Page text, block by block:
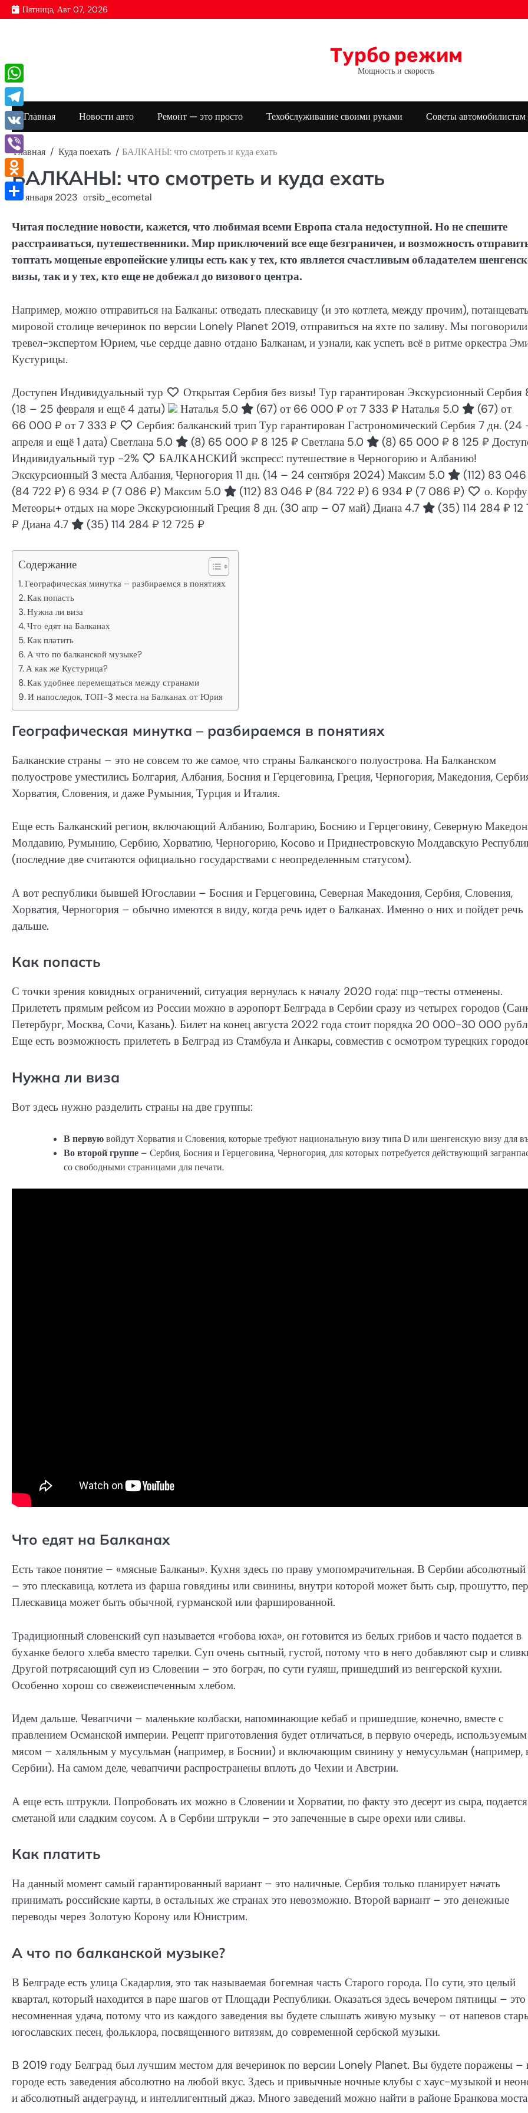
Перейти
к
Пятница, Авг 07, 2026
Турбо режим
Мощность и скорость
Главная Новости авто Ремонт — это просто Техобслуживание своими руками Советы автомобилистам
Главная Куда поехать БАЛКАНЫ: что смотреть и куда ехать
БАЛКАНЫ: что смотреть и куда ехать
25 января 2023 отsib_ecometal
Читая последние новости, кажется, что любимая всеми Европа стала недоступной. Но не спешите
расстраиваться, путешественники. Мир приключений все еще безграничен, и возможность
топтать мощеные европейские улицы есть как у тех, кто является счастливым обладателем
визы, так и у тех, кто еще не добежал до визового центра.
Например, можно отправиться на Балканы: отведать плескавицу (и это котлета, между прочим),
мировой столице вечеринок по версии Lonely Planet 2019, отправиться на яхте по заливу. Мы
тревел-экспертом Юрием, чье сердце давно отдано Балканам, и узнали, как успеть всё в ритме оркестра
Кустурицы.
Доступен Индивидуальный тур Открытая Сербия без визы! Тур гарантирован Экскурсионный Сербия
(18 – 25 февраля и ещё 4 даты)
Наталья 5.0 (67) от 66 000 ₽ от 7 333 ₽ Наталья 5.0 (67) от
66 000 ₽ от 7 333 ₽ Сербия: балканский трип Тур гарантирован Гастрономический Сербия 7 дн. (24
апреля и ещё 1 дата) Светлана 5.0 (8) 65 000 ₽ 8 125 ₽ Светлана 5.0 (8) 65 000 ₽ 8 125 ₽
Индивидуальный тур -2%
БАЛКАНСКИЙ экспресс: путешествие в Черногорию и Албанию!
Экскурсионный 3 места Албания, Черногория 11 дн. (14 – 24 сентября 2024) Максим 5.0 (112) 83
(84 722 ₽) 6 934 ₽ (7 086 ₽) Максим 5.0 (112) 83 046 ₽ (84 722 ₽) 6 934 ₽ (7 086 ₽)
о.
Метеоры+ отдых на море Экскурсионный Греция 8 дн. (30 апр – 07 май) Диана 4.7 (35) 114 284 ₽ 12
₽ Диана 4.7 (35) 114 284 ₽ 12 725 ₽
Содержание
Географическая минутка – разбираемся в понятиях
Как попасть
Нужна ли виза
Что едят на Балканах
Как платить
А что по балканской музыке?
А как же Кустурица?
Как удобнее перемещаться между странами
И напоследок, ТОП-3 места на Балканах от Юрия
Географическая минутка – разбираемся в понятиях
Балканские страны – это не совсем то же самое, что страны Балканского полуострова. На Балканском
полуострове уместились Болгария, Албания, Босния и Герцеговина, Греция, Черногория, Македония,
Хорватия, Словения, и даже Румыния, Турция и Италия.
Еще есть Балканский регион, включающий Албанию, Болгарию, Боснию и Герцеговину, Северную
Молдавию, Румынию, Сербию, Хорватию, Черногорию, Косово и Приднестровскую Молдавскую
(последние две считаются официально государствами с неопределенным статусом).
А вот республики бывшей Югославии – Босния и Герцеговина, Северная Македония, Сербия, Словения,
Хорватия, Черногория – обычно имеются в виду, когда речь идет о Балканах. Именно о них и пойдет речь
дальше.
Как попасть
С точки зрения ковидных ограничений, ситуация вернулась к началу 2020 года: пцр-тесты отменены.
Прилететь прямым рейсом из России можно в аэропорт Белграда в Сербии сразу из четырех городов
Петербург, Москва, Сочи, Казань). Билет на конец августа 2022 года стоит порядка 20 000-30 000
Еще есть возможность прилететь в Белград из Стамбула и Анкары, совместив с осмотром турецких
Нужна ли виза
Вот здесь нужно разделить страны на две группы:
В первуювойдут Хорватия и Словения, которые требуют национальную визу типа D или шенгенскую визу для
Во второй группе – Сербия, Босния и Герцеговина, Черногория, для которых потребуется действующий
со свободными страницами для печати.
Что едят на Балканах
Есть такое понятие – «мясные Балканы». Кухня здесь по праву умопомрачительная. В Сербии
– это плескавица, котлета из фарша говядины или свинины, внутри которой может быть сыр, прошутто,
Плескавица может быть обычной, гурманской или фаршированной.
Традиционный словенский суп называется «гобова юха», он готовится из белых грибов и часто подается в
буханке белого хлеба вместо тарелки. Суп очень сытный, густой, потому что в него добавляют сыр и
Другой потрясающий суп из Словении – это бограч, по сути гуляш, пришедший из венгерской кухни.
Особенно хорош со свежеиспеченным хлебом.
Идем дальше. Чевапчичи – маленькие колбаски, напоминающие кебаб и пришедшие, конечно, вместе с
правлением Османской империи. Рецепт приготовления будет отличаться, в первую очередь, используемым
мясом – халяльным у мусульман (например, в Боснии) и включающим свинину у немусульман (например,
Сербии). На самом деле, чевапчичи распространены вплоть до Чехии и Австрии.
А еще есть штрукли. Попробовать их можно в Словении и Хорватии, по факту это десерт из сыра,
сметаной или сладким соусом. А в Сербии штрукли – это запеченные в сыре орехи или сливы.
Как платить
На данный момент самый гарантированный вариант – это наличные. Сербия только планирует начать
принимать российские карты, в остальных же странах это невозможно. Второй вариант – это денежные
переводы через Золотую Корону или Юнистрим.
А что по балканской музыке?
В Белграде есть улица Скадарлия, это так называемая богемная часть Старого города. По сути, это целый
квартал, который находится в паре шагов от Площади Республики. Оказаться здесь вечером пятницы – это
несомненная удача, потому что из каждого заведения вы будете слышать живую музыку – от напевов
югославских песен, фольклора, посвященного витязям, до современной сербской музыки.
В 2019 году Белград был лучшим местом для вечеринок по версии Lonely Planet. Вы будете поражены –
городе есть заведения абсолютно на любой вкус. Здесь и привычные ночные клубы с хаус-музыкой и
и абсолютный андеграунд, и интеллигентный джаз. Много заведений можно найти в районе Бранкова
WhatsApp
Telegram
VK
Viber
Odnoklassniki